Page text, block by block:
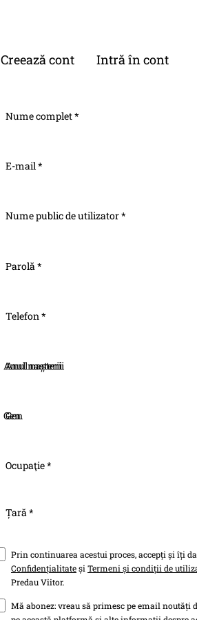
Creează cont Intră în cont
Nume complet *
E-mail *
Nume public de utilizator *
Parolă *
Telefon *
Anul nașterii
Gen
Ocupaţie *
Țară *
Prin continuarea acestui proces, accepți și îți
Confidențialitateși Termeni și condiții de
Predau Viitor.
Mă abonez: vreau să primesc pe email noutăți